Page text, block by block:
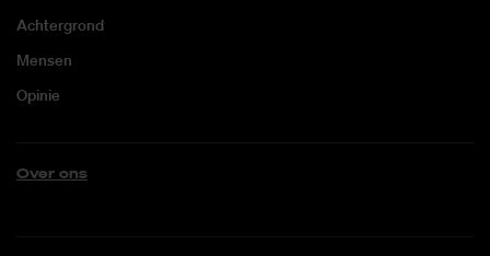
Achtergrond
Mensen
Opinie
Over ons